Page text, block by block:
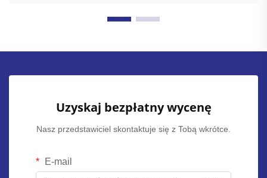
Uzyskaj bezpłatny wycenę
Nasz przedstawiciel skontaktuje się z Tobą wkrótce.
E-mail